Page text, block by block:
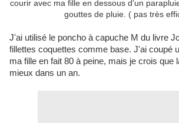
courir avec ma fille en dessous d'un
gouttes de pluie. ( pas très
J'ai utilisé le poncho à capuche M du livre
fillettes coquettes comme base. J'ai coupé
ma fille en fait 80 à peine, mais je crois que
mieux dans un an.